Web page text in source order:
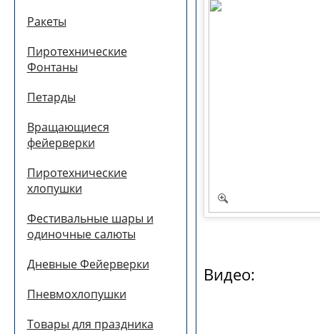
Ракеты
Пиротехнические
Фонтаны
Петарды
Вращающиеся
фейерверки
Пиротехнические
хлопушки
Фестивальные шары и
одиночные салюты
Дневные Фейерверки
Пневмохлопушки
Товары для праздника
Видео: